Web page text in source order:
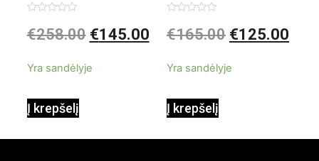
Evareer
garinamasis,
0
iš
€258.00 €145.00
Yra sandėlyje
Į krepšelį
nešiojamas,
0
iš
€165.00 €125.00
Yra sandėlyje
Į krepšelį